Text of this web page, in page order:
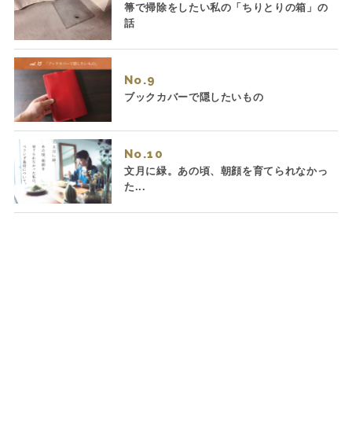
箒で掃除をしたい私の「ちりとりの箱」の
話
No.
ブックカバーで隠したいもの
No.
文月に緑。あの頃、朝顔を育てられなかっ
た...